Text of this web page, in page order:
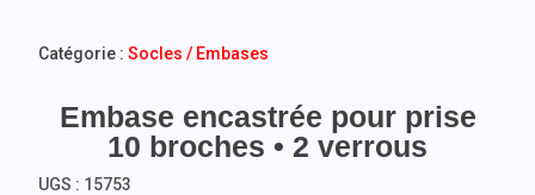
Embase encastrée pour prise
10 broches • 2 verrous
UGS : 15753
Catégorie :Socles / Embases